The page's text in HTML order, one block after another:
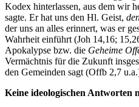
Kodex hinterlassen, aus dem wir
sagte. Er hat uns den Hl. Geist,
der uns an alles erinnert, was er
Wahrheit einführt (Joh 14,16;
Apokalypse bzw. die Geheime
Vermächtnis für die Zukunft
den Gemeinden sagt (Offb 2,7
Keine ideologischen Antworten